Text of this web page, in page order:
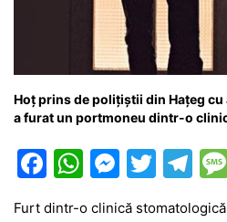
Hoț prins de polițiștii din Hațeg
a furat un portmoneu dintr-o
F
W M T
T
Furt dintr-o clinică